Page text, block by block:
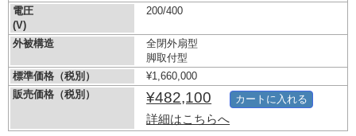
電圧
(V)
200/400
外被構造
全閉外扇型
脚取付型
標準価格（税別）
¥1,660,000
販売価格（税別）
¥482,100
詳細はこちらへ
カートに入れる